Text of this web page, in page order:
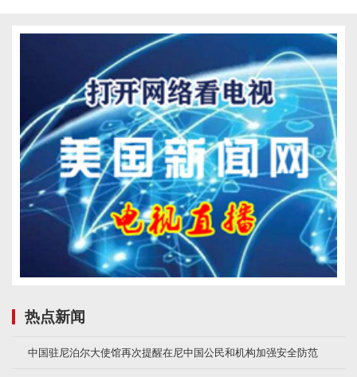
热点新闻
中国驻尼泊尔大使馆再次提醒在尼中国公民和机构加强安全防范